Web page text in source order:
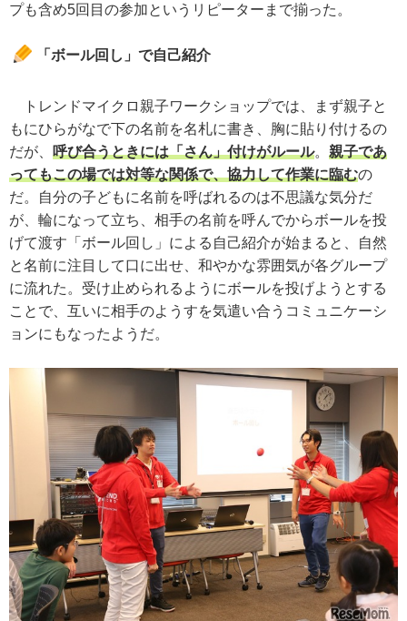
プも含め5回目の参加というリピーターまで揃った。
「ボール回し」で自己紹介
トレンドマイクロ親子ワークショップでは、まず親子と
もにひらがなで下の名前を名札に書き、胸に貼り付けるの
だが、 呼び合うときには「さん」付けがルール。 親子であ
ってもこの場では対等な関係で、協力して作業に臨むの
だ。自分の子どもに名前を呼ばれるのは不思議な気分だ
が、輪になって立ち、相手の名前を呼んでからボールを投
げて渡す「ボール回し」による自己紹介が始まると、自然
と名前に注目して口に出せ、和やかな雰囲気が各グループ
に流れた。受け止められるようにボールを投げようとする
ことで、互いに相手のようすを気遣い合うコミュニケーシ
ョンにもなったようだ。